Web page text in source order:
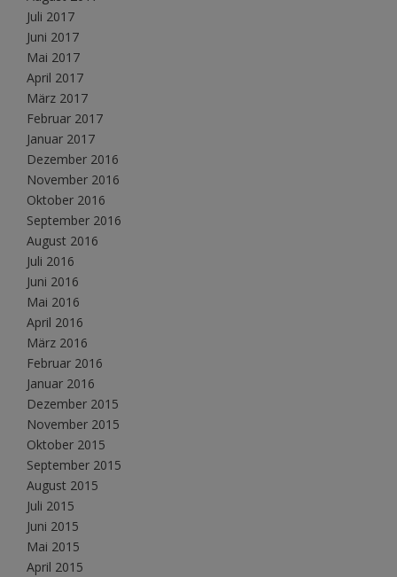
Juli 2017
Juni 2017
Mai 2017
April 2017
März 2017
Februar 2017
Januar 2017
Dezember 2016
November 2016
Oktober 2016
September 2016
August 2016
Juli 2016
Juni 2016
Mai 2016
April 2016
März 2016
Februar 2016
Januar 2016
Dezember 2015
November 2015
Oktober 2015
September 2015
August 2015
Juli 2015
Juni 2015
Mai 2015
April 2015